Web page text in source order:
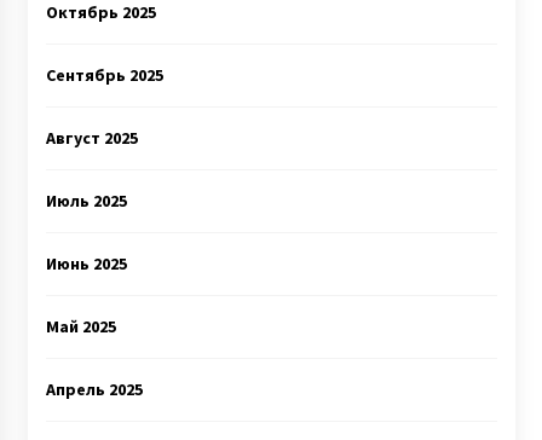
Октябрь 2025
Сентябрь 2025
Август 2025
Июль 2025
Июнь 2025
Май 2025
Апрель 2025